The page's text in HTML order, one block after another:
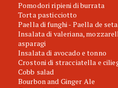
Pomodori ripieni di burrata
Torta pasticciotto
Paella di funghi - Paella de
Insalata di valeriana,
asparagi
Insalata di avocado e tonno
Crostoni di stracciatella e
Cobb salad
Bourbon and Ginger Ale